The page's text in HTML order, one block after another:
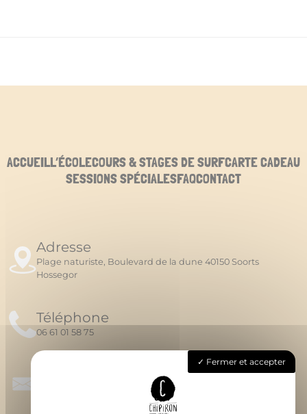
ACCUEILL’ÉCOLECOURS & STAGES DE SURFCARTE CADEAU
SESSIONS SPÉCIALESFAQCONTACT
Adresse
Plage naturiste, Boulevard de la dune 40150 Soorts
Hossegor
Téléphone
06 61 01 58 75
chipironsurfschool@gmail.com
Fermer et accepter